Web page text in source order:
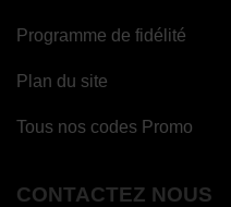
Programme de fidélité
Plan du site
Tous nos codes Promo
CONTACTEZ NOUS